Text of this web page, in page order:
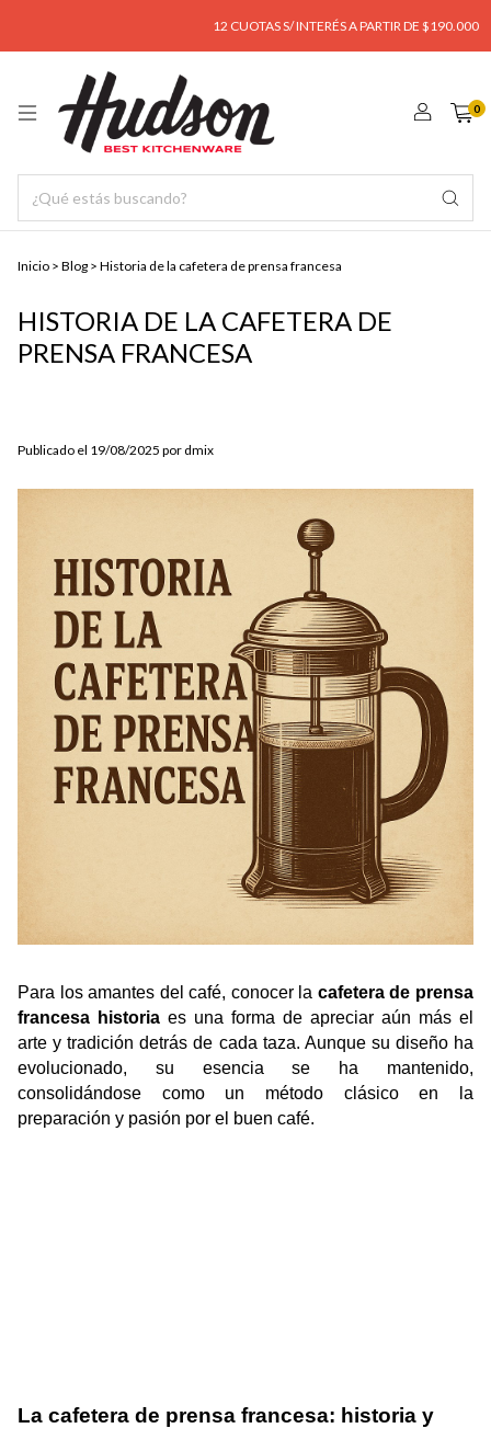
12 CUOTAS S/ INTERÉS A PARTIR DE $190.000
0
Inicio > Blog > Historia de la cafetera de prensa francesa
HISTORIA DE LA CAFETERA DE
PRENSA FRANCESA
Publicado el 19/08/2025 por dmix
Para los amantes del café, conocer la cafetera de prensa
francesa historia es una forma de apreciar aún más el
arte y tradición detrás de cada taza. Aunque su diseño ha
evolucionado, su esencia se ha mantenido,
consolidándose como un método clásico en la
preparación y pasión por el buen café.
La cafetera de prensa francesa: historia y